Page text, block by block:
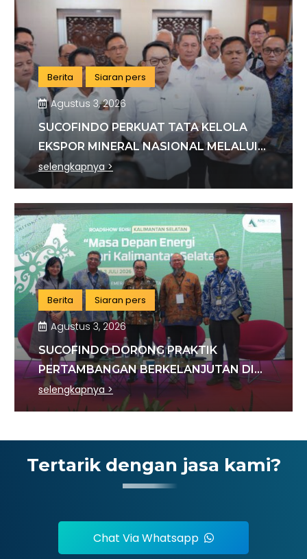
Berita Siaran pers
Agustus 3, 2026
SUCOFINDO PERKUAT TATA KELOLA
EKSPOR MINERAL NASIONAL MELALUI
SINERGI DENGAN KSP DAN DANANTARA
selengkapnya >
Berita Siaran pers
Agustus 3, 2026
SUCOFINDO DORONG PRAKTIK
PERTAMBANGAN BERKELANJUTAN DI
SEKTOR BATU BARA
selengkapnya >
Tertarik dengan jasa kami?
Chat Via Whatsapp